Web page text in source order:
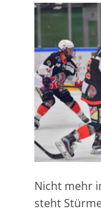
Nicht mehr
steht